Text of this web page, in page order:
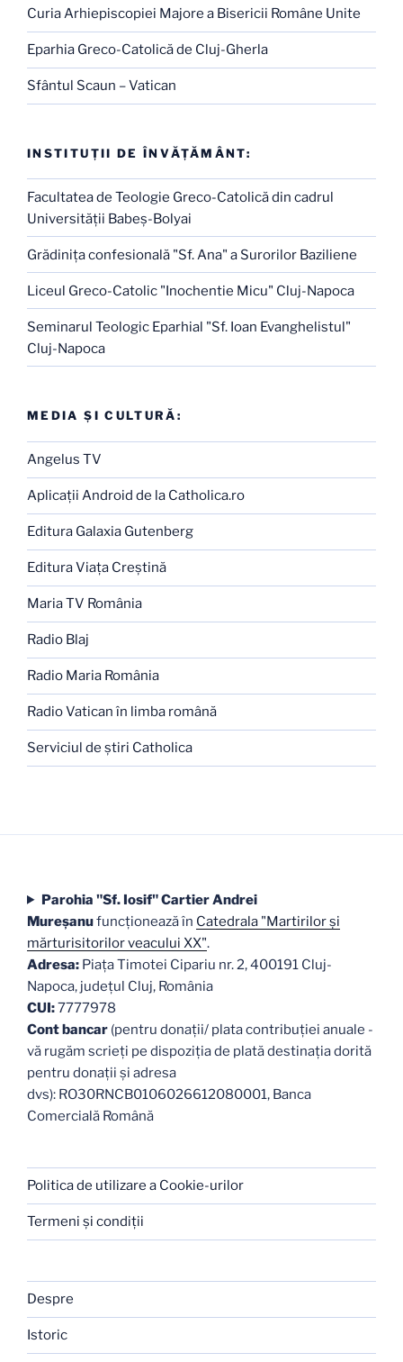
Curia Arhiepiscopiei Majore a Bisericii Române Unite
Eparhia Greco-Catolică de Cluj-Gherla
Sfântul Scaun – Vatican
INSTITUŢII DE ÎNVĂŢĂMÂNT:
Facultatea de Teologie Greco-Catolică din cadrul
Universităţii Babeş-Bolyai
Grădiniţa confesională "Sf. Ana" a Surorilor Baziliene
Liceul Greco-Catolic "Inochentie Micu" Cluj-Napoca
Seminarul Teologic Eparhial "Sf. Ioan Evanghelistul"
Cluj-Napoca
MEDIA ŞI CULTURĂ:
Angelus TV
Aplicaţii Android de la Catholica.ro
Editura Galaxia Gutenberg
Editura Viaţa Creştină
Maria TV România
Radio Blaj
Radio Maria România
Radio Vatican în limba română
Serviciul de ştiri Catholica
Parohia "Sf. Iosif" Cartier Andrei
Mureşanufuncţionează în Catedrala "Martirilor şi
mărturisitorilor veacului XX".
Adresa: Piaţa Timotei Cipariu nr. 2, 400191 Cluj-
Napoca, judeţul Cluj, România
CUI:7777978
Cont bancar (pentru donații/ plata contribuției anuale -
vă rugăm scrieți pe dispoziția de plată destinația dorită
pentru donații și adresa
dvs): RO30RNCB0106026612080001, Banca
Comercială Română
Politica de utilizare a Cookie-urilor
Termeni şi condiţii
Despre
Istoric